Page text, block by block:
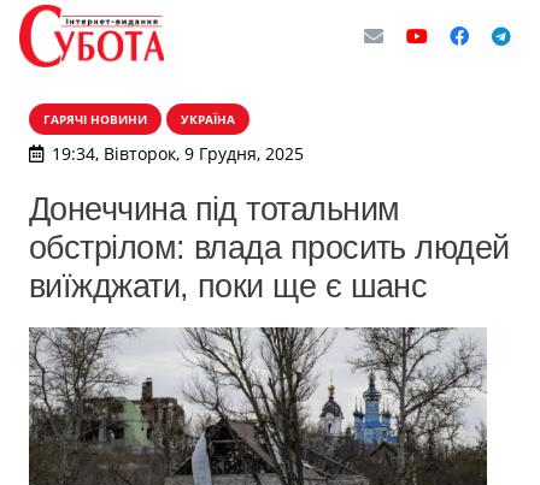
ГАРЯЧІ НОВИНИ УКРАЇНА
19:34, Вівторок, 9 Грудня, 2025
Донеччина під тотальним
обстрілом: влада просить людей
виїжджати, поки ще є шанс